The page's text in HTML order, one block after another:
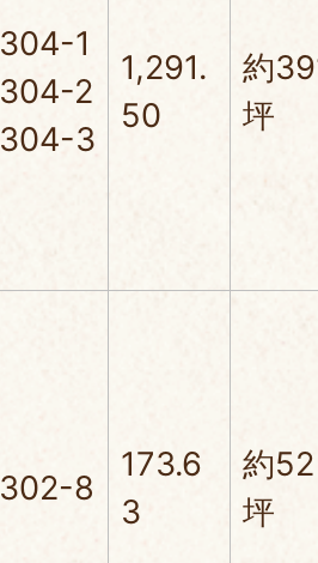
304-1
304-2
304-3
1,291.
50
約
坪
302-8
173.6
3
約52
坪